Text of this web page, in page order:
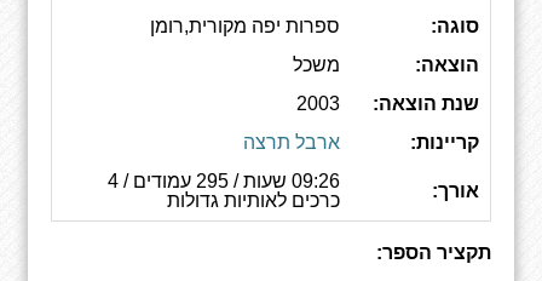
סוגה:
ספרות יפה מקורית,רומן
הוצאה:
משכל
שנת הוצאה:
2003
קריינות:
ארבל תרצה
אורך:
09:26 שעות / 295 עמודים / 4
כרכים לאותיות גדולות
תקציר הספר: